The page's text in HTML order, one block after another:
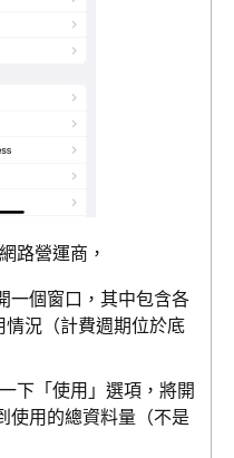
路營運商，
一個窗口，其中包含各
況（計費週期位於底
下「使用」選項，將開
使用的總資料量（不是